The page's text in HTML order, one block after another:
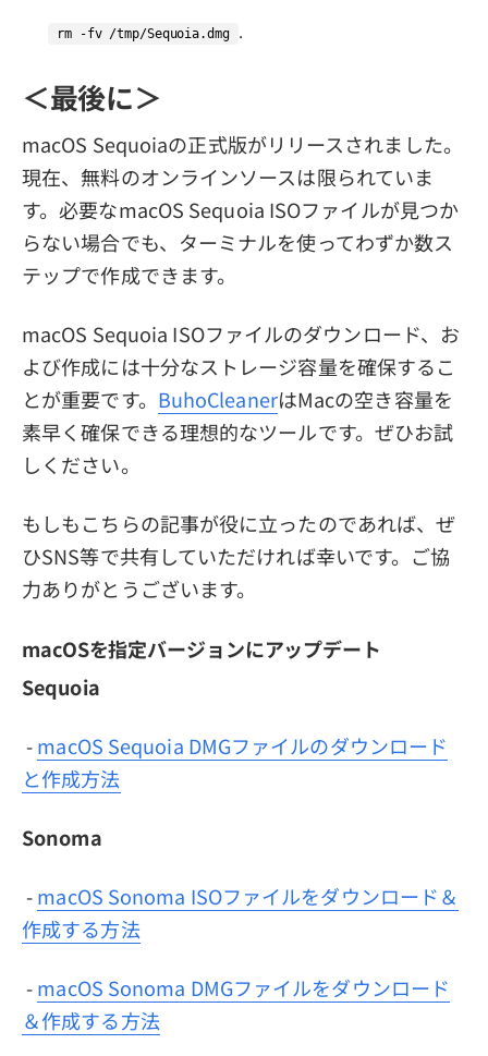
rm -fv /tmp/Sequoia.dmg .
＜最後に＞
macOS Sequoiaの正式版がリリースされました。
現在、無料のオンラインソースは限られていま
す。必要なmacOS Sequoia ISOファイルが見つか
らない場合でも、ターミナルを使ってわずか数ス
テップで作成できます。
macOS Sequoia ISOファイルのダウンロード、お
よび作成には十分なストレージ容量を確保するこ
とが重要です。 BuhoCleanerはMacの空き容量を
素早く確保できる理想的なツールです。ぜひお試
しください。
もしもこちらの記事が役に立ったのであれば、ぜ
ひSNS等で共有していただければ幸いです。ご協
力ありがとうございます。
macOSを指定バージョンにアップデート
Sequoia
-macOS Sequoia DMGファイルのダウンロード
と作成方法
Sonoma
-macOS Sonoma ISOファイルをダウンロード＆
作成する方法
-macOS Sonoma DMGファイルをダウンロード
＆作成する方法